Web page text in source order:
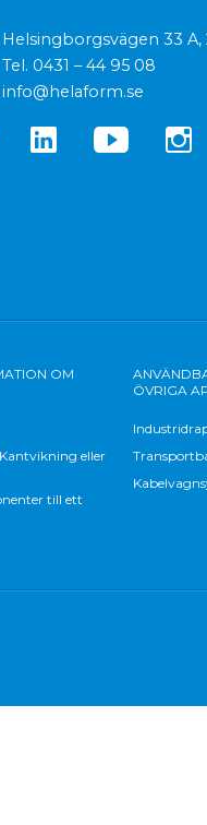
Helsingborgsvägen 33
Tel. 0431 – 44 95 08
info@helaform.se
OM
eller
till ett
ÖVRIGA